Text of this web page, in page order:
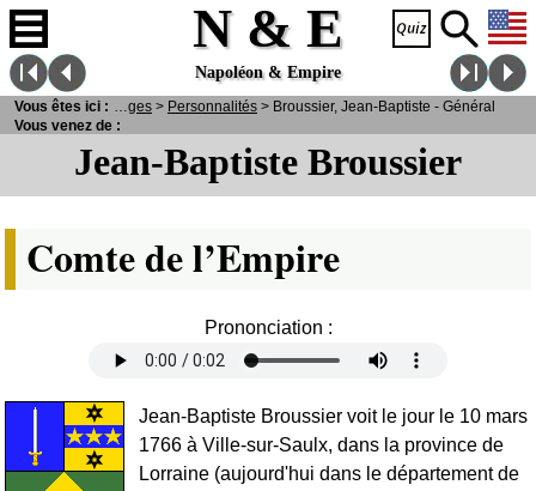
N & E
Napoléon & Empire
Jean-Baptiste Broussier
Comte de l’Empire
Prononciation :
Jean-Baptiste Broussier voit le jour le 10 mars
1766 à Ville-sur-Saulx, dans la province de
Lorraine (aujourd'hui dans le département de
Vous êtes ici :
N& E > Personnages > Personnalités > Broussier, Jean-Baptiste - Général
Vous venez de :